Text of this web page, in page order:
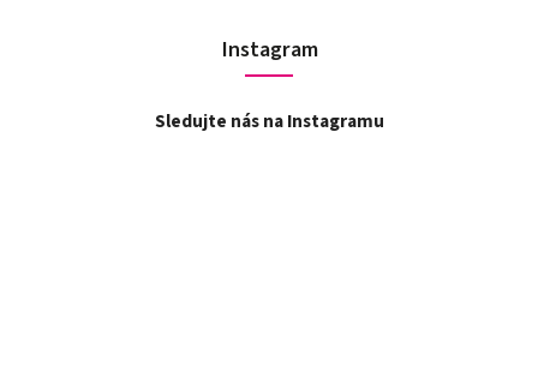
Instagram
Sledujte nás na Instagramu